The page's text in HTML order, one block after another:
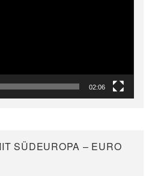
02:06
SÜDEUROPA – EURO